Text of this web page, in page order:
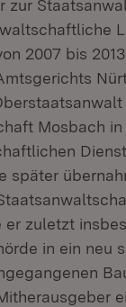
zur
2007 bis
Mosbach in
später
zuletzt
in ein neu